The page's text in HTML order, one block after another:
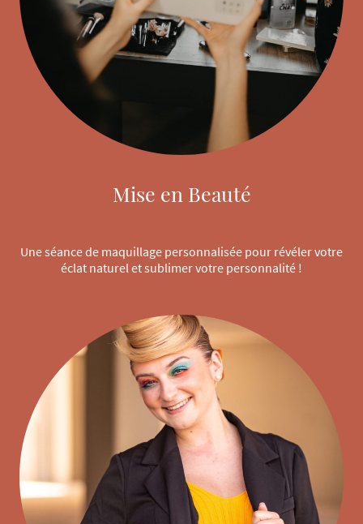
Mise en Beauté
Une séance de maquillage personnalisée pour révéler votre
éclat naturel et sublimer votre personnalité !